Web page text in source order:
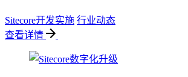
Sitecore开发实施 行业动态
查看详情